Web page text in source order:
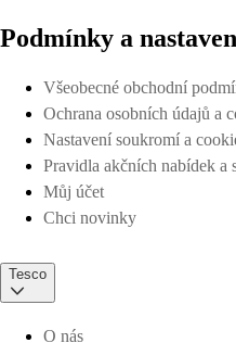
Podmínky a
Všeobecné obchodní
Ochrana osobních údajů a
Nastavení soukromí a
Pravidla akčních nabídek a
Můj účet
Chci novinky
Tesco
O nás